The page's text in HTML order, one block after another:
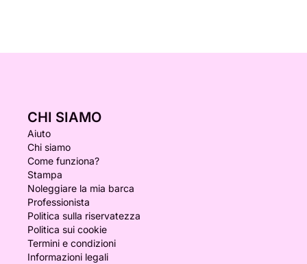
CHI SIAMO
Aiuto
Chi siamo
Come funziona?
Stampa
Noleggiare la mia barca
Professionista
Politica sulla riservatezza
Politica sui cookie
Termini e condizioni
Informazioni legali